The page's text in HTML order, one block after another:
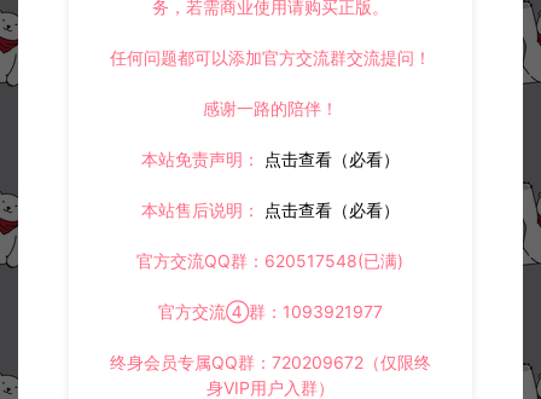
务，若需商业使用请购买正版。
任何问题都可以添加官方交流群交流提问！
感谢一路的陪伴！
本站免责声明： 点击查看（必看）
本站售后说明： 点击查看（必看）
官方交流QQ群：620517548(已满)
官方交流④群：1093921977
终身会员专属QQ群：720209672（仅限终
身VIP用户入群）